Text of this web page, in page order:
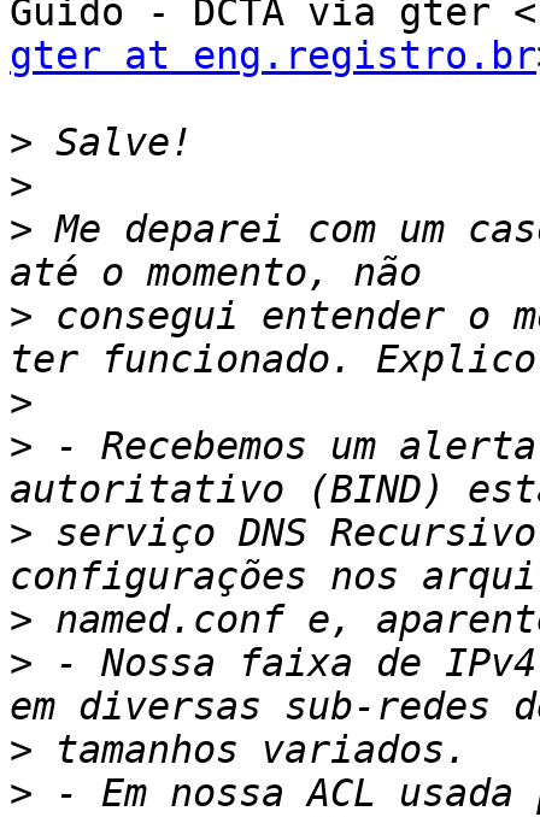
gter at eng.registro.br
>
>
> Me deparei com um
> consegui entender o
>
> - Recebemos um
> serviço DNS
>
> - Nossa faixa de
>
> - Em nossa ACL